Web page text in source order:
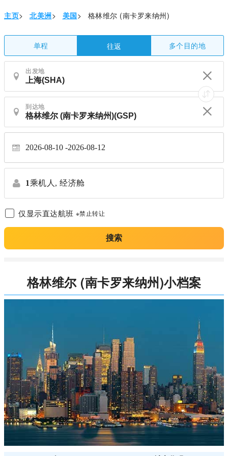
主页> 北美洲> 美国> 格林维尔 (南卡罗来纳州)
单程 往返 多个目的地
出发地
到达地
2026-08-10 2026-08-12
1乘机人, 经济舱
仅显示直达航班 ※禁止转让
搜索
格林维尔 (南卡罗来纳州)小档案